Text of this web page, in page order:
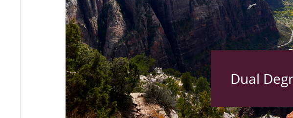
Dual